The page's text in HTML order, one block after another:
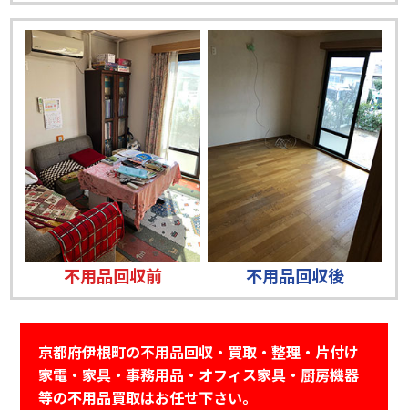
不用品回収前 不用品回収後
京都府伊根町の不用品回収・買取・整理・片付け
家電・家具・事務用品・オフィス家具・厨房機器
等の不用品買取はお任せ下さい。